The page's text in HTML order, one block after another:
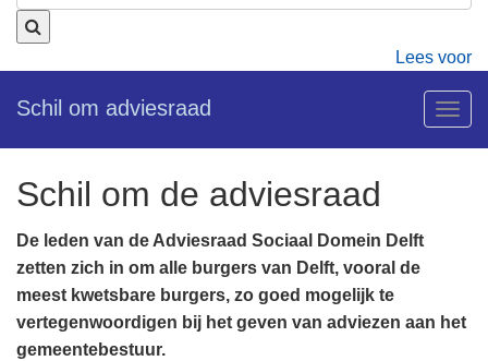
Lees voor
Schil om adviesraad
Schil om de adviesraad
De leden van de Adviesraad Sociaal Domein Delft
zetten zich in om alle burgers van Delft, vooral de
meest kwetsbare burgers, zo goed mogelijk te
vertegenwoordigen bij het geven van adviezen aan het
gemeentebestuur.